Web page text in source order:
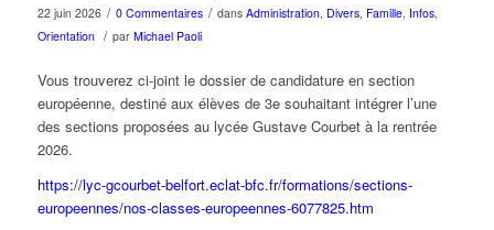
22 juin 2026 / 0 Commentaires / dans Administration, Divers, Famille, Infos,
Orientation / par Michael Paoli
Vous trouverez ci-joint le dossier de candidature en section
européenne, destiné aux élèves de 3e souhaitant intégrer l’une
des sections proposées au lycée Gustave Courbet à la rentrée
2026.
https://lyc-gcourbet-belfort.eclat-bfc.fr/formations/sections-
europeennes/nos-classes-europeennes-6077825.htm